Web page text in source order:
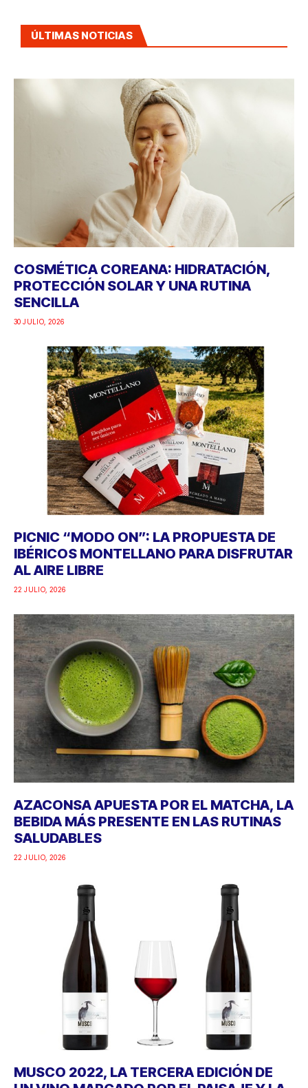
ÚLTIMAS NOTICIAS
COSMÉTICA COREANA: HIDRATACIÓN,
PROTECCIÓN SOLAR Y UNA RUTINA
SENCILLA
30 JULIO, 2026
PICNIC “MODO ON”: LA PROPUESTA DE
IBÉRICOS MONTELLANO PARA DISFRUTAR
AL AIRE LIBRE
22 JULIO, 2026
AZACONSA APUESTA POR EL MATCHA, LA
BEBIDA MÁS PRESENTE EN LAS RUTINAS
SALUDABLES
22 JULIO, 2026
MUSCO 2022, LA TERCERA EDICIÓN DE